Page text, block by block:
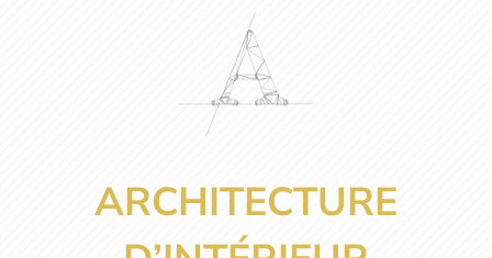
ARCHITECTURE